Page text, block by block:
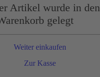
Artikel wurde in den
gelegt
Zur Kasse
Weiter einkaufen